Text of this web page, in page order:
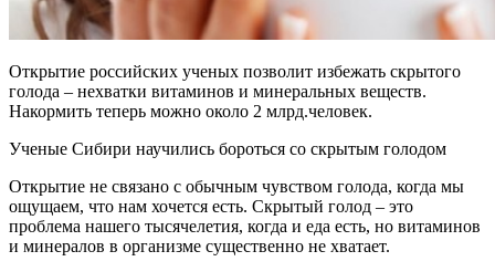
Открытие российских ученых позволит избежать скрытого
голода – нехватки витаминов и минеральных веществ.
Накормить теперь можно около 2 млрд.человек.
Ученые Сибири научились бороться со скрытым голодом
Открытие не связано с обычным чувством голода, когда мы
ощущаем, что нам хочется есть. Скрытый голод – это
проблема нашего тысячелетия, когда и еда есть, но витаминов
и минералов в организме существенно не хватает.